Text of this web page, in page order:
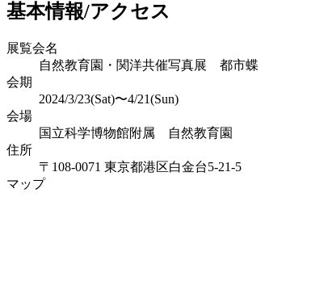
基本情報/アクセス
展覧会名
自然教育園・関洋共催写真展 都市蝶
会期
2024/3/23(Sat)〜4/21(Sun)
会場
国立科学博物館附属 自然教育園
住所
〒108-0071 東京都港区白金台5-21-5
マップ